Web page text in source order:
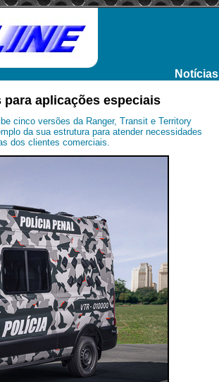
Notícias
aplicações especiais
cinco versões da Ranger, Transit e Territory
da sua estrutura para atender necessidades
dos clientes comerciais.